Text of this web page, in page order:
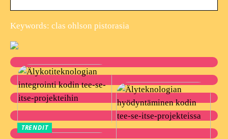
Keywords: clas ohlson pistorasia
TRENDIT